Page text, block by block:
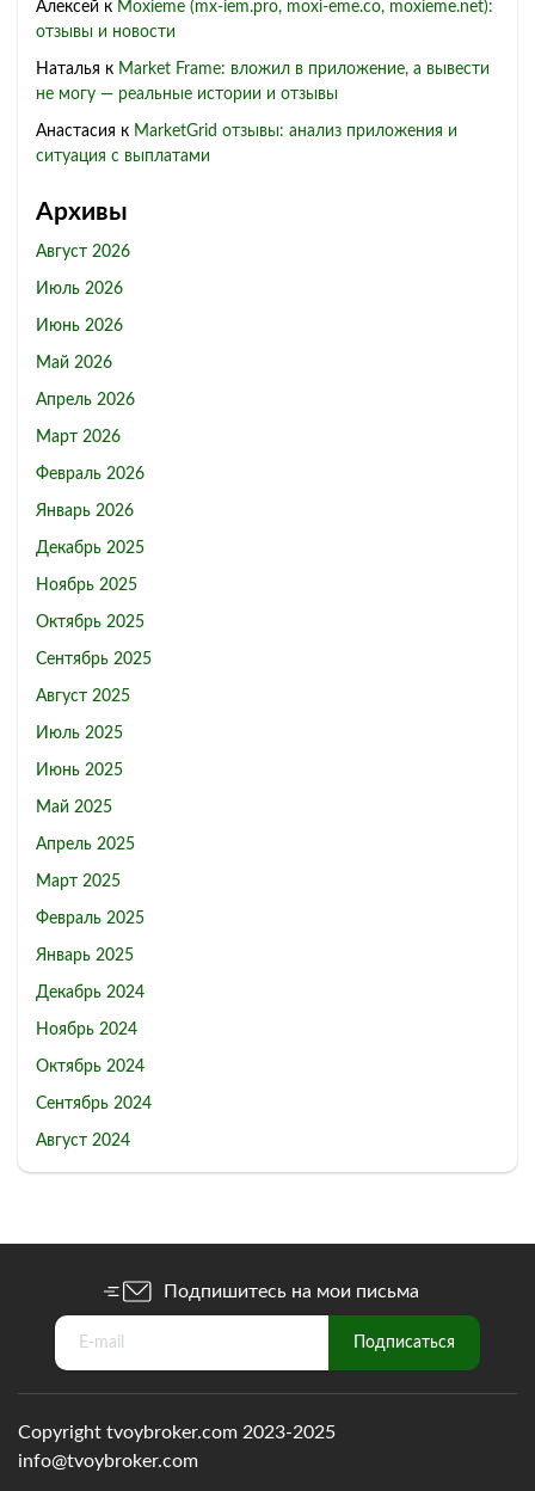
Алексей к Moxieme (mx-iem.pro, moxi-eme.co, moxieme.net):
отзывы и новости
Наталья к Market Frame: вложил в приложение, а вывести
не могу — реальные истории и отзывы
Анастасия к MarketGrid отзывы: анализ приложения и
ситуация с выплатами
Архивы
Август 2026
Июль 2026
Июнь 2026
Май 2026
Апрель 2026
Март 2026
Февраль 2026
Январь 2026
Декабрь 2025
Ноябрь 2025
Октябрь 2025
Сентябрь 2025
Август 2025
Июль 2025
Июнь 2025
Май 2025
Апрель 2025
Март 2025
Февраль 2025
Январь 2025
Декабрь 2024
Ноябрь 2024
Октябрь 2024
Сентябрь 2024
Август 2024
Подпишитесь на мои письма
Copyright tvoybroker.com 2023-2025
info@tvoybroker.com